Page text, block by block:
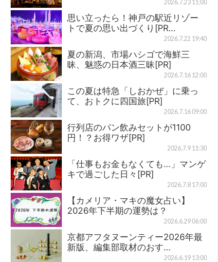
2026.7.23 11:00
思い立ったら！神戸の駅近リゾー
トで夏の思い出づくり[PR…
2026.7.22 19:40
夏の新潟、市場ハシゴで海鮮三
昧、魅惑の日本酒三昧[PR]
2026.7.16 12:00
この夏は特急「しおかぜ」に乗っ
て、おトクに四国旅[PR]
2026.7.16 09:00
行列店のパン飲みセットが1100
円！？お得ワザ[PR]
2026.7.9 11:30
「仕事もお金もなくても…」マンゲ
キで過ごした日々[PR]
2026.7.8 17:00
【カメリア・マキの魔女占い】
2026年下半期の運勢は？
2026.6.29 06:00
京都アフタヌーンティー2026年最
新版、編集部取材のおす…
2026.6.19 13:00